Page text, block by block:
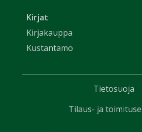
Kirjat
Kirjakauppa
Kustantamo
Tietosuoja
Tilaus- ja